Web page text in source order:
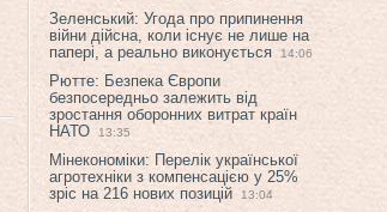
Зеленський: Угода про припинення
війни дійсна, коли існує не лише на
папері, а реально виконується
14:06
Рютте: Безпека Європи
безпосередньо залежить від
зростання оборонних витрат країн
НАТО
13:35
Мінекономіки: Перелік української
агротехніки з компенсацією у 25%
зріс на 216 нових позицій
13:04